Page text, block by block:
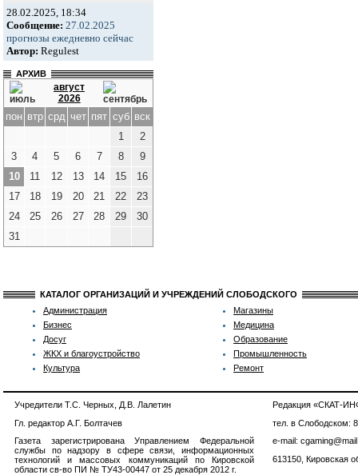
28.02.2025, 18:34
Сообщение: 27.02.2025
прогнозы ежедневно сейчас
Автор: Regulest
АРХИВ
август
2026
пон втр срд чет пят суб вск
1
2
3
4 5 6 7 8
9
10
11 12 13 14 15
16
17
18 19 20 21 22
23
24
25 26 27 28 29
30
31
КАТАЛОГ ОРГАНИЗАЦИЙ И УЧРЕЖДЕНИЙ СЛОБОДСКОГО
Администрация
Бизнес
Досуг
ЖКХ и благоустройство
Культура
Магазины
Медицина
Образование
Промышленность
Ремонт
Учредители Т.С. Черных, Д.В. Лалетин
Гл. редактор А.Г. Болтачев
Газета зарегистрирована Управлением Федеральной
службы по надзору в сфере связи, информационных
технологий и массовых коммуникаций по Кировской
области св-во ПИ № ТУ43-00447 от 25 декабря 2012 г.
Редакция «СКАТ-
тел. в Слободском:
e-mail:
613150, Кировская